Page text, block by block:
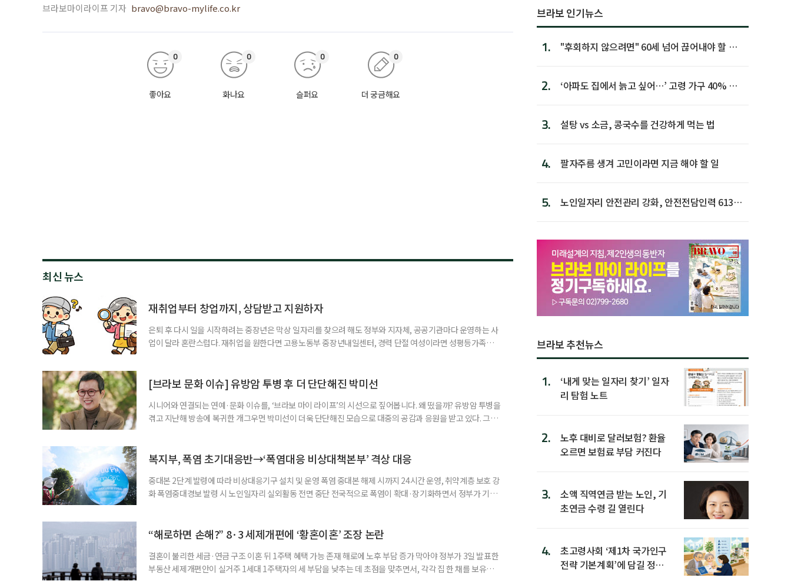
브라보마이라이프 기자 bravo@bravo-mylife.co.kr
좋아요
0
화나요
0
슬퍼요
0
더 궁금해요
0
최신 뉴스
재취업부터 창업까지, 상담받고 지원하자
은퇴 후 다시 일을 시작하려는 중장년은 막상 일자리를 찾으려 해도 정부와 지자체, 공공기관마다 운영하는 사
업이 달라 혼란스럽다. 재취업을 원한다면 고용노동부 중장년내일센터, 경력 단절 여성이라면 성평등가족부
준비부터 구직 수당까지 고용노동부 국민취업지원제도 구직활동이 쉽지 않은 사람을 위한 제도다. 개인별 취
업 지원 계획을 세
[브라보 문화 이슈] 유방암 투병 후 더 단단해진 박미선
시니어와 연결되는 연예·문화 이슈를, ‘브라보 마이 라이프’의 시선으로 짚어봅니다. 왜 떴을까? 유방암 투병을
겪고 지난해 방송에 복귀한 개그우먼 박미선이 더욱 단단해진 모습으로 대중의 공감과 응원을 받고 있다. 그러
까. 오랜 방송 생활 뒤 전해진 투병 소식 박미선은 재치 있는 말솜씨와 공감 능력으로
복지부, 폭염 초기대응반→‘폭염대응 비상대책본부’ 격상 대응
중대본 2단계 발령에 따라 비상대응기구 설치 및 운영 폭염 중대본 해제 시까지 24시간 운영, 취약계층 보호 강
화 폭염중대경보 발령 시 노인일자리 실외활동 전면 중단 전국적으로 폭염이 확대·장기화하면서 정부가 기존
책본부(중대본) 2단계(심각)가 발령된 이후에도 폭염이 전국적으로 확대되고 장기화한 데 따른 것이다. 기존에
“해로하면 손해?” 8·3 세제개편에 ‘황혼이혼’ 조장 논란
결혼이 불리한 세금·연금 구조 이혼 뒤 1주택 혜택 가능 존재 해로에 노후 부담 증가 막아야 정부가 3일 발표한
부동산 세제개편안이 실거주 1세대 1주택자의 세 부담을 낮추는 데 초점을 맞추면서, 각각 집 한 채를 보유한
브라보 인기뉴스
1.
"후회하지 않으려면" 60세 넘어 끊어내야 할 사
2.
‘아파도 집에서 늙고 싶어…’ 고령 가구 40% 노
3. 설탕 vs 소금, 콩국수를 건강하게 먹는 법
4. 팔자주름 생겨 고민이라면 지금 해야 할 일
5.
노인일자리 안전관리 강화, 안전전담인력 613명
브라보 추천뉴스
1.
‘내게 맞는 일자리 찾기’ 일자
리 탐험 노트
2.
노후 대비로 달러보험? 환율
오르면 보험료 부담 커진다
3.
소액 직역연금 받는 노인, 기
초연금 수령 길 열린다
4.
초고령사회 ‘제1차 국가인구
전략 기본계획’에 담길 정책